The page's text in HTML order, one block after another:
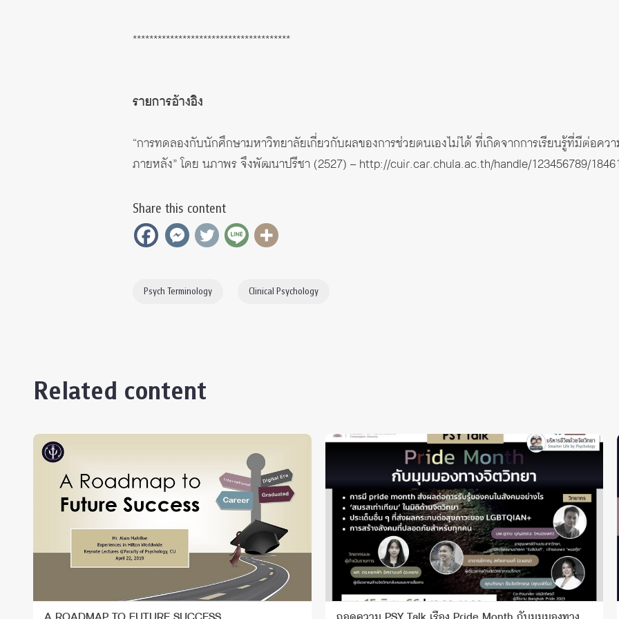
**************************************
รายการอ้างอิง
“การทดลองกับนักศึกษามหาวิทยาลัยเกี่ยวกับผลของการช่วยตนเองไม่ได้ ที่เกิดจากการเรียนรู้ที่มีต่อคว
ภายหลัง” โดย นภาพร จึงพัฒนาปรีชา (2527) –http://cuir.car.chula.ac.th/handle/123456789/18461
Share this content
Psych Terminology Clinical Psychology
Related content